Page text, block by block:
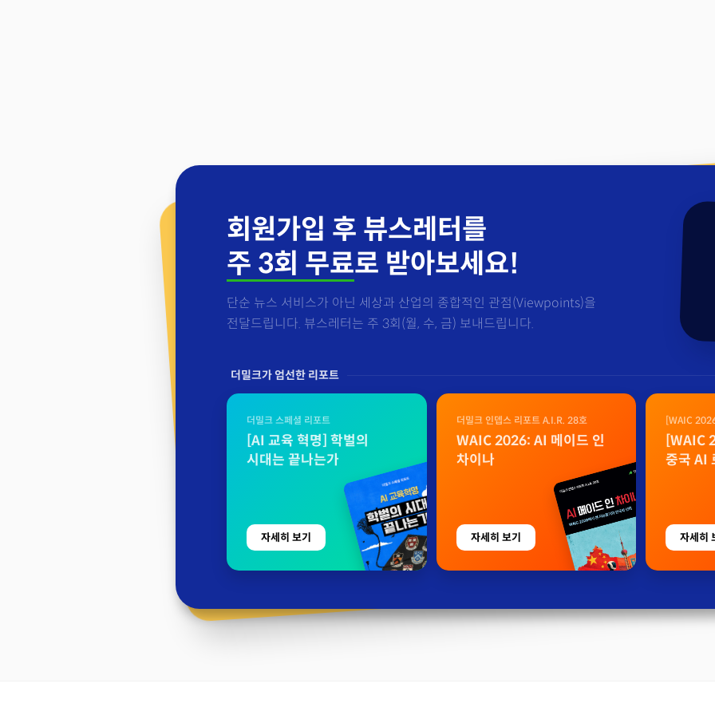
회원가입 후 뷰스레터를
주 3회 무료로 받아보세요!
단순 뉴스 서비스가 아닌 세상과 산업의 종합적인 관점(Viewpoints)을
전달드립니다. 뷰스레터는 주 3회(월, 수, 금) 보내드립니다.
더밀크가 엄선한 리포트
더밀크 스페셜 리포트
[AI 교육 혁명] 학벌의
시대는 끝나는가
자세히 보기
더밀크 인뎁스 리포트 A.I.R. 28호
WAIC 2026: AI 메이드 인
차이나
자세히 보기
[WAIC
자료
[WAIC
중국 AI
자세히